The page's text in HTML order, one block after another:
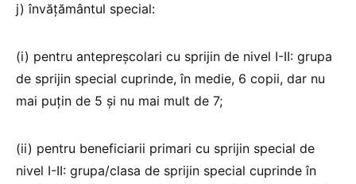
j) învăţământul special:
(i) pentru antepreşcolari cu sprijin de nivel I-II: grupa
de sprijin special cuprinde, în medie, 6 copii, dar nu
mai puţin de 5 şi nu mai mult de 7;
(ii) pentru beneficiarii primari cu sprijin special de
nivel I-II: grupa/clasa de sprijin special cuprinde în